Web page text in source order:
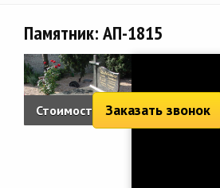
Памятник: АП-1815
Стоимость: 2 904 руб.
Заказать звонок